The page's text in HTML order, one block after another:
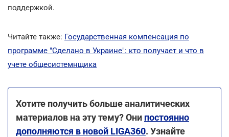
поддержкой.
Читайте также: Государственная компенсация по
программе "Сделано в Украине": кто получает и что в
учете общесистемнщика
Хотите получить больше аналитических
материалов на эту тему? Они постоянно
дополняются в новой LIGA360. Узнайте